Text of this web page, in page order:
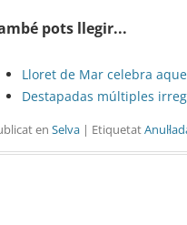
pots llegir...
Lloret de Mar celebra
Destapadas múltiples
en Selva | Etiquetat